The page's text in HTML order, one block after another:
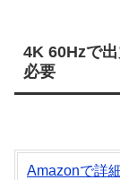
4K 60Hzで
必要
Amazonで詳